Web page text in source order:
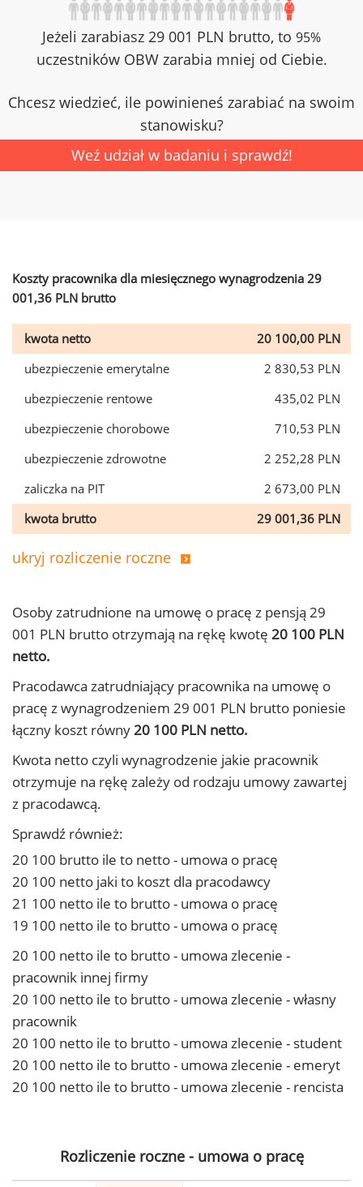
Jeżeli zarabiasz 29 001 PLN brutto, to 95%
uczestników OBW zarabia mniej od Ciebie.
Chcesz wiedzieć, ile powinieneś zarabiać na swoim
stanowisku?
Weź udział w badaniu i sprawdź!
Koszty pracownika dla miesięcznego wynagrodzenia 29
001,36 PLN brutto
kwota netto
20 100,00 PLN
ubezpieczenie emerytalne
2 830,53 PLN
ubezpieczenie rentowe
435,02 PLN
ubezpieczenie chorobowe
710,53 PLN
ubezpieczenie zdrowotne
2 252,28 PLN
zaliczka na PIT
2 673,00 PLN
kwota brutto
29 001,36 PLN
ukryj rozliczenie roczne
Osoby zatrudnione na umowę o pracę z pensją 29
001 PLN brutto otrzymają na rękę kwotę 20 100 PLN
netto.
Pracodawca zatrudniający pracownika na umowę o
pracę z wynagrodzeniem 29 001 PLN brutto poniesie
łączny koszt równy20 100 PLN netto.
Kwota netto czyli wynagrodzenie jakie pracownik
otrzymuje na rękę zależy od rodzaju umowy zawartej
z pracodawcą.
Sprawdź również:
20 100 brutto ile to netto - umowa o pracę
20 100 netto jaki to koszt dla pracodawcy
21 100 netto ile to brutto - umowa o pracę
19 100 netto ile to brutto - umowa o pracę
20 100 netto ile to brutto - umowa zlecenie -
pracownik innej firmy
20 100 netto ile to brutto - umowa zlecenie - własny
pracownik
20 100 netto ile to brutto - umowa zlecenie - student
20 100 netto ile to brutto - umowa zlecenie - emeryt
20 100 netto ile to brutto - umowa zlecenie - rencista
Rozliczenie roczne - umowa o pracę